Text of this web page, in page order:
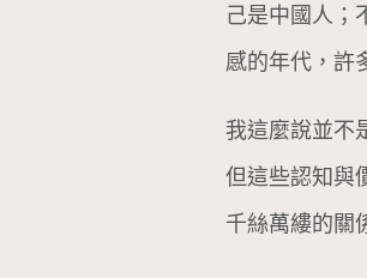
己是中國人；
感的年代，許
我這麼說並不
但這些認知與
千絲萬縷的關